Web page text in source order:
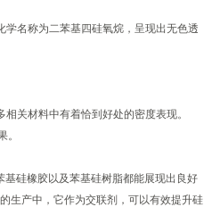
名称为二苯基四硅氧烷，呈现出无色透
关材料中有着恰到好处的密度表现。
。
硅橡胶以及苯基硅树脂都能展现出良好
生产中，它作为交联剂，可以有效提升硅